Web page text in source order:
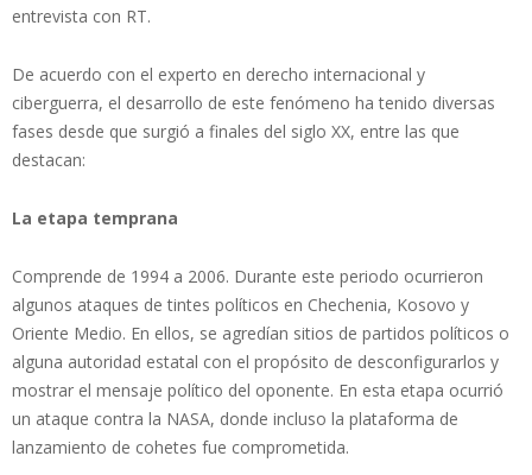
entrevista con RT.
De acuerdo con el experto en derecho internacional y
ciberguerra, el desarrollo de este fenómeno ha tenido diversas
fases desde que surgió a finales del siglo XX, entre las que
destacan:
La etapa temprana
Comprende de 1994 a 2006. Durante este periodo ocurrieron
algunos ataques de tintes políticos en Chechenia, Kosovo y
Oriente Medio. En ellos, se agredían sitios de partidos políticos o
alguna autoridad estatal con el propósito de desconfigurarlos y
mostrar el mensaje político del oponente. En esta etapa ocurrió
un ataque contra la NASA, donde incluso la plataforma de
lanzamiento de cohetes fue comprometida.